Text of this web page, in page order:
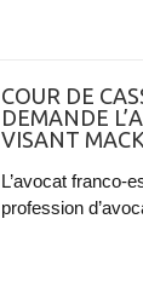
COUR DE
DEMANDE
VISANT
L’avocat franco-
profession